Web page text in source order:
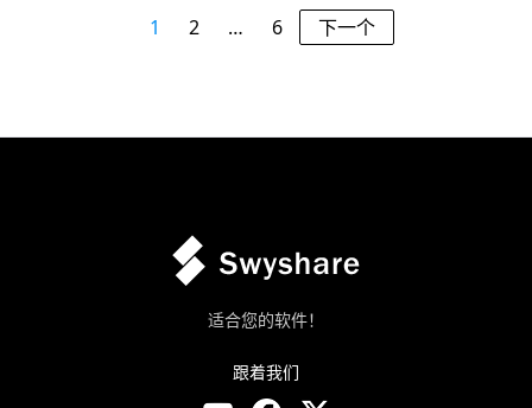
1 2 … 6 下一个
适合您的软件！
跟着我们